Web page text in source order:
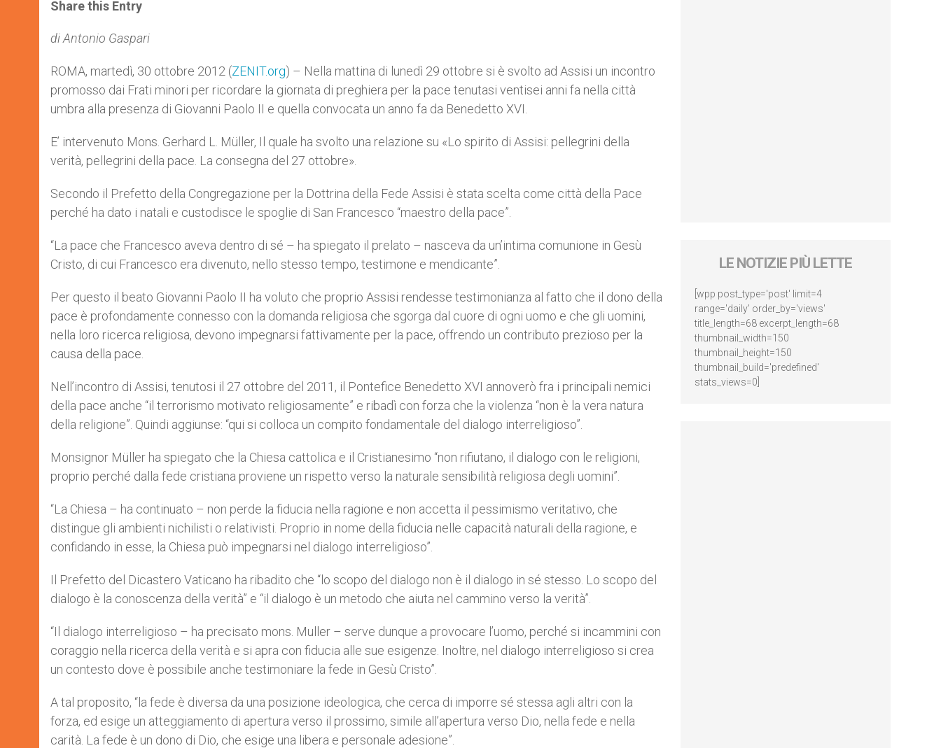
s
p
p
e
g
e
b
o
k
Share this Entry
di Antonio Gaspari
ROMA, martedì, 30 ottobre 2012 (ZENIT.org) – Nella mattina di lunedì 29 ottobre si è svolto ad Assisi un incontro
promosso dai Frati minori per ricordare la giornata di preghiera per la pace tenutasi ventisei anni fa nella città
umbra alla presenza di Giovanni Paolo II e quella convocata un anno fa da Benedetto XVI.
E’ intervenuto Mons. Gerhard L. Müller, Il quale ha svolto una relazione su «Lo spirito di Assisi: pellegrini della
verità, pellegrini della pace. La consegna del 27 ottobre».
Secondo il Prefetto della Congregazione per la Dottrina della Fede Assisi è stata scelta come città della Pace
perché ha dato i natali e custodisce le spoglie di San Francesco “maestro della pace”.
“La pace che Francesco aveva dentro di sé – ha spiegato il prelato – nasceva da un’intima comunione in Gesù
Cristo, di cui Francesco era divenuto, nello stesso tempo, testimone e mendicante”.
Per questo il beato Giovanni Paolo II ha voluto che proprio Assisi rendesse testimonianza al fatto che il dono della
pace è profondamente connesso con la domanda religiosa che sgorga dal cuore di ogni uomo e che gli uomini,
nella loro ricerca religiosa, devono impegnarsi fattivamente per la pace, offrendo un contributo prezioso per la
causa della pace.
Nell’incontro di Assisi, tenutosi il 27 ottobre del 2011, il Pontefice Benedetto XVI annoverò fra i principali nemici
della pace anche “il terrorismo motivato religiosamente” e ribadì con forza che la violenza “non è la vera natura
della religione”. Quindi aggiunse: “qui si colloca un compito fondamentale del dialogo interreligioso”.
Monsignor Müller ha spiegato che la Chiesa cattolica e il Cristianesimo “non rifiutano, il dialogo con le religioni,
proprio perché dalla fede cristiana proviene un rispetto verso la naturale sensibilità religiosa degli uomini”.
“La Chiesa – ha continuato – non perde la fiducia nella ragione e non accetta il pessimismo veritativo, che
distingue gli ambienti nichilisti o relativisti. Proprio in nome della fiducia nelle capacità naturali della ragione, e
confidando in esse, la Chiesa può impegnarsi nel dialogo interreligioso”.
Il Prefetto del Dicastero Vaticano ha ribadito che “lo scopo del dialogo non è il dialogo in sé stesso. Lo scopo del
dialogo è la conoscenza della verità” e “il dialogo è un metodo che aiuta nel cammino verso la verità”.
“Il dialogo interreligioso – ha precisato mons. Muller – serve dunque a provocare l’uomo, perché si incammini con
coraggio nella ricerca della verità e si apra con fiducia alle sue esigenze. Inoltre, nel dialogo interreligioso si crea
un contesto dove è possibile anche testimoniare la fede in Gesù Cristo”.
A tal proposito, “la fede è diversa da una posizione ideologica, che cerca di imporre sé stessa agli altri con la
forza, ed esige un atteggiamento di apertura verso il prossimo, simile all’apertura verso Dio, nella fede e nella
carità. La fede è un dono di Dio, che esige una libera e personale adesione”.
LE NOTIZIE PIÙ LETTE
[wpp post_type='post' limit=4
range='daily' order_by='views'
title_length=68 excerpt_length=68
thumbnail_width=150
thumbnail_height=150
thumbnail_build='predefined'
stats_views=0]